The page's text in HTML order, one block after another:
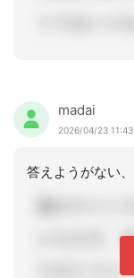
madai
2026/04/23 11:43